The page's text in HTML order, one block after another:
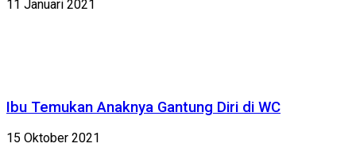
11 Januari 2021
Ibu Temukan Anaknya Gantung Diri di WC
15 Oktober 2021